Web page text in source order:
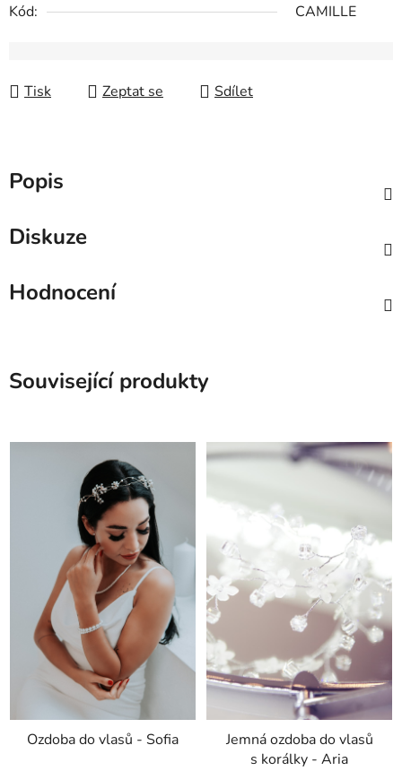
Kód: CAMILLE
Tisk Zeptat se Sdílet
Popis
Diskuze
Hodnocení
Související produkty
Ozdoba do vlasů - Sofia
Jemná ozdoba do vlasů
s korálky - Aria